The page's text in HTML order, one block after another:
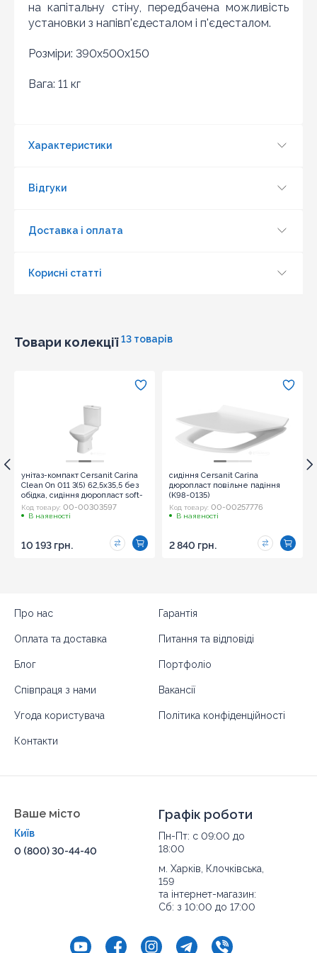
10
на капітальну стіну, передбачена можливість
установки з напівп'єдесталом і п'єдесталом.
Розміри: 390x500x150
Вага: 11 кг
Характеристики
Відгуки
Доставка і оплата
Корисні статті
Товари колекції 13 товарів
унітаз-компакт Cersanit Carina
Clean On 011 3(5) 62,5x35,5 без
обідка, сидіння дюропласт soft-
close (K31-090) 909
Код товару: 00-00303597
В наявності
10 193 грн.
сидіння Cersanit Carina
дюропласт повільне падіння
(K98-0135)
Код товару: 00-00257776
В наявності
2 840 грн.
Про нас Гарантія
Оплата та доставка Питання та відповіді
Блог Портфоліо
Співпраця з нами Вакансії
Угода користувача Політика конфіденційності
Контакти
Ваше місто
Київ
0 (800) 30-44-40
Графік роботи
Пн-Пт: с 09:00 до
18:00
м. Харків, Клочківська,
159
та інтернет-магазин:
Сб: з 10:00 до 17:00